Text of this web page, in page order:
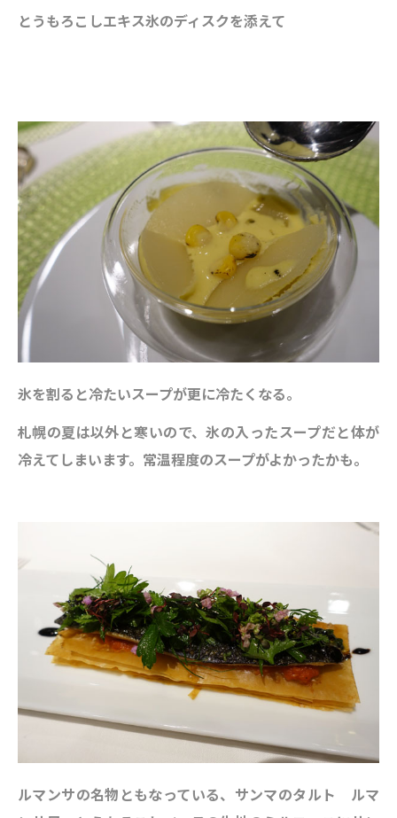
とうもろこしエキス氷のディスクを添えて
氷を割ると冷たいスープが更に冷たくなる。
札幌の夏は以外と寒いので、氷の入ったスープだと体が
冷えてしまいます。常温程度のスープがよかったかも。
ルマンサの名物ともなっている、サンマのタルト ルマ